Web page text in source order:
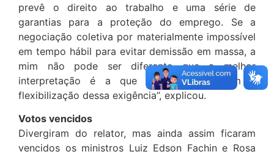
prevê o direito ao trabalho e uma série de
garantias para a proteção do emprego. Se a
negociação coletiva por materialmente impossível
em tempo hábil para evitar demissão em massa, a
mim não pode ser diferente que a melhor
interpretação é a que impede isso, com a
flexibilização dessa exigência”, explicou.
Votos vencidos
Divergiram do relator, mas ainda assim ficaram
vencidos os ministros Luiz Edson Fachin e Rosa